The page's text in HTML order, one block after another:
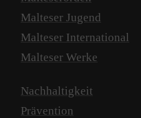
Malteser Jugend
Malteser International
Malteser Werke
Nachhaltigkeit
Prävention